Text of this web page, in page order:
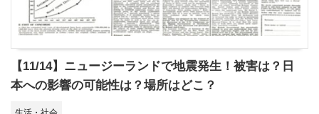
【11/14】ニュージーランドで地震発生！被害は？日
本への影響の可能性は？場所はどこ？